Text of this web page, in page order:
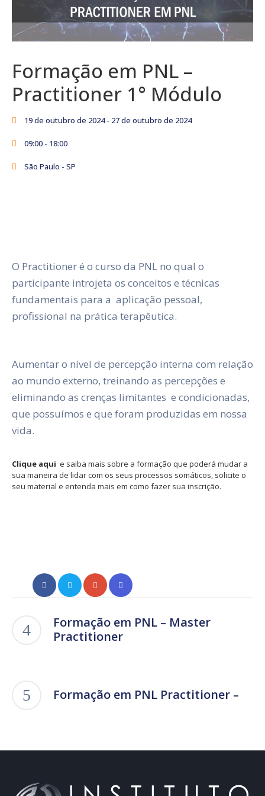
Formação em PNL –
Practitioner 1° Módulo
19 de outubro de 2024 - 27 de outubro de 2024
09:00 - 18:00
São Paulo - SP
O Practitioner é o curso da PNL no qual o
participante introjeta os conceitos e técnicas
fundamentais para a aplicação pessoal,
profissional na prática terapêutica.
Aumentar o nível de percepção interna com relação
ao mundo externo, treinando as percepções e
eliminando as crenças limitantes e condicionadas,
que possuímos e que foram produzidas em nossa
vida.
Clique aqui e saiba mais sobre a formação que poderá mudar a
sua maneira de lidar com os seus processos somáticos, solicite o
seu material e entenda mais em como fazer sua inscrição.
Formação em PNL – Master
Practitioner
Formação em PNL Practitioner –